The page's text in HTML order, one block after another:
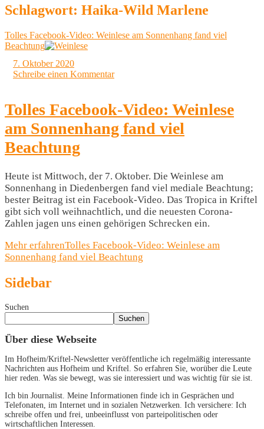
Schlagwort: Haika-Wild Marlene
Tolles Facebook-Video: Weinlese am Sonnenhang fand viel
Beachtung
7. Oktober 2020
Schreibe einen Kommentar
Tolles Facebook-Video: Weinlese
am Sonnenhang fand viel
Beachtung
Heute ist Mittwoch, der 7. Oktober. Die Weinlese am
Sonnenhang in Diedenbergen fand viel mediale Beachtung;
bester Beitrag ist ein Facebook-Video. Das Tropica in Kriftel
gibt sich voll weihnachtlich, und die neuesten Corona-
Zahlen jagen uns einen gehörigen Schrecken ein.
Mehr erfahrenTolles Facebook-Video: Weinlese am
Sonnenhang fand viel Beachtung
Sidebar
Suchen
Suchen
Über diese Webseite
Im Hofheim/Kriftel-Newsletter veröffentliche ich regelmäßig interessante
Nachrichten aus Hofheim und Kriftel. So erfahren Sie, worüber die Leute
hier reden. Was sie bewegt, was sie interessiert und was wichtig für sie ist.
Ich bin Journalist. Meine Informationen finde ich in Gesprächen und
Telefonaten, im Internet und in sozialen Netzwerken. Ich versichere: Ich
schreibe offen und frei, unbeeinflusst von parteipolitischen oder
wirtschaftlichen Interessen.